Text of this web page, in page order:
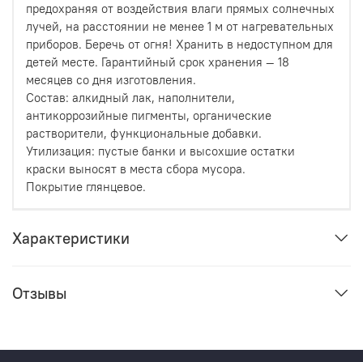
предохраняя от воздействия влаги прямых солнечных
лучей, на расстоянии не менее 1 м от нагревательных
приборов. Беречь от огня! Хранить в недоступном для
детей месте. Гарантийный срок хранения — 18
месяцев со дня изготовления.
Состав: алкидный лак, наполнители,
антикоррозийные пигменты, органические
растворители, функциональные добавки.
Утилизация: пустые банки и высохшие остатки
краски выносят в места сбора мусора.
Покрытие глянцевое.
Характеристики
Отзывы